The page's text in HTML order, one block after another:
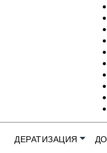
ДЕРАТИЗАЦИЯ